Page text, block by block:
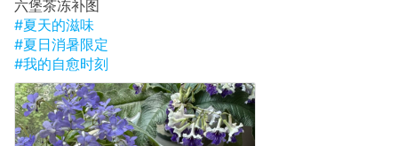
六堡茶冻补图
#夏天的滋味
#夏日消暑限定
#我的自愈时刻